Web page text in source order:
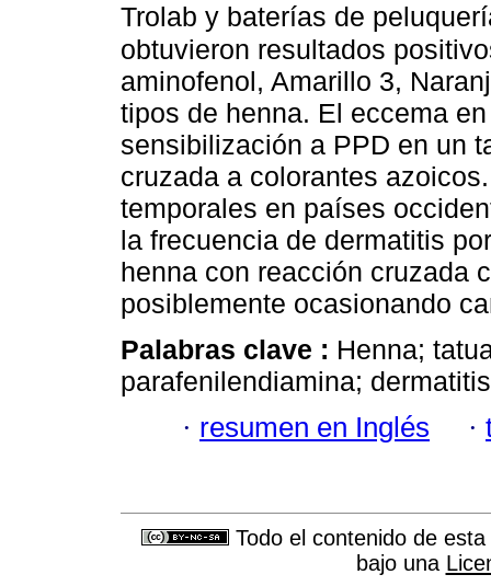
Trolab y baterías de
obtuvieron resultados
aminofenol, Amarillo 3,
tipos de henna. El eccema
sensibilización a PPD en un
cruzada a colorantes
temporales en países
la frecuencia de dermatitis
henna con reacción cruzada
posiblemente ocasionando
Palabras clave : Henna;
parafenilendiamina;
· resumen en Inglés ·
Todo el contenido de
bajo una